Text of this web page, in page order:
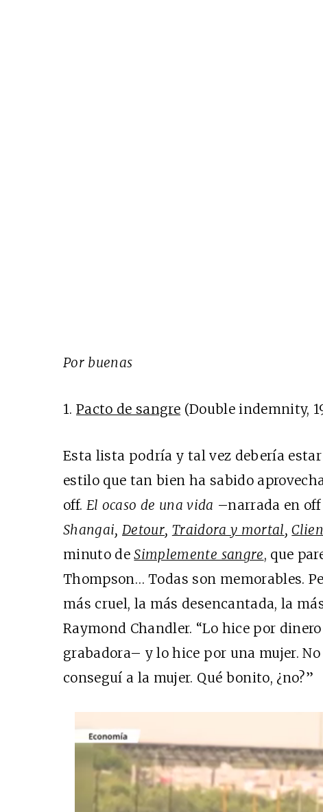
Por buenas
1.Pacto de sangre (Double indemnity,
Esta lista podría y tal vez debería
estilo que tan bien ha sabido
off. El ocaso de una vida –narrada en off
Shangai, Detour, Traidora y mortal,
minuto deSimplemente sangre, que
Thompson… Todas son memorables.
más cruel, la más desencantada, la
Raymond Chandler. “Lo hice por
grabadora– y lo hice por una mujer.
conseguí a la mujer. Qué bonito, ¿no?”